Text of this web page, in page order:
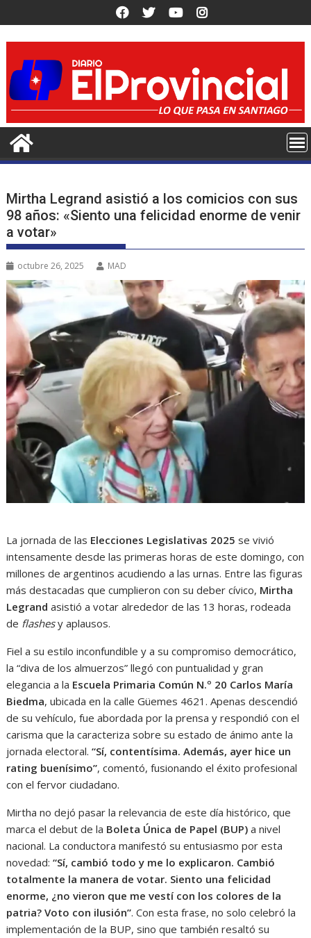
al
contenido
Mirtha Legrand asistió a los comicios con sus
98 años: «Siento una felicidad enorme de venir
a votar»
octubre 26, 2025 MAD
La jornada de las Elecciones Legislativas 2025 se vivió
intensamente desde las primeras horas de este domingo, con
millones de argentinos acudiendo a las urnas. Entre las figuras
más destacadas que cumplieron con su deber cívico, Mirtha
Legrand asistió a votar alrededor de las 13 horas, rodeada
de flashesy aplausos.
Fiel a su estilo inconfundible y a su compromiso democrático,
la “diva de los almuerzos” llegó con puntualidad y gran
elegancia a la Escuela Primaria Común N.º 20 Carlos María
Biedma, ubicada en la calle Güemes 4621. Apenas descendió
de su vehículo, fue abordada por la prensa y respondió con el
carisma que la caracteriza sobre su estado de ánimo ante la
jornada electoral.“Sí, contentísima. Además, ayer hice un
rating buenísimo”, comentó, fusionando el éxito profesional
con el fervor ciudadano.
Mirtha no dejó pasar la relevancia de este día histórico, que
marca el debut de la Boleta Única de Papel (BUP) a nivel
nacional. La conductora manifestó su entusiasmo por esta
novedad:“Sí, cambió todo y me lo explicaron. Cambió
totalmente la manera de votar. Siento una felicidad
enorme, ¿no vieron que me vestí con los colores de la
patria? Voto con ilusión”. Con esta frase, no solo celebró la
implementación de la BUP, sino que también resaltó su